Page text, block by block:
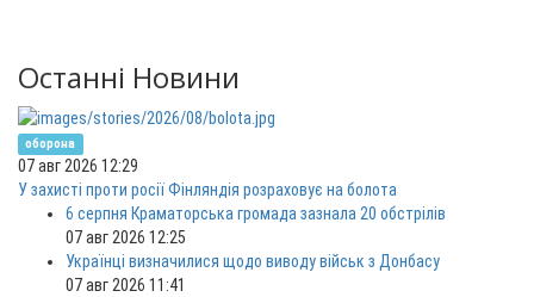
Останні Новини
оборона
07 авг 2026 12:29
У захисті проти росії Фінляндія розраховує на болота
6 серпня Краматорська громада зазнала 20 обстрілів
07 авг 2026 12:25
Українці визначилися щодо виводу військ з Донбасу
07 авг 2026 11:41